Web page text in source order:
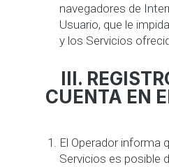
navegadores de
Usuario, que le
y los Servicios
III.
CUENTA EN
El Operador informa
Servicios es posible